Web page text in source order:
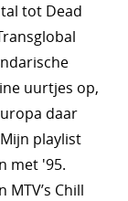
tot Dead
uurtjes op,
daar
playlist
met '95.
Chill